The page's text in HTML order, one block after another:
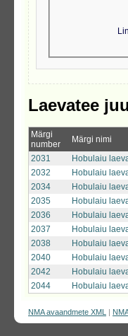
Laevatee
Märgi
number
Märgi nimi
2031
Hobulaiu
2032
Hobulaiu
2034
Hobulaiu
2035
Hobulaiu
2036
Hobulaiu
2037
Hobulaiu
2038
Hobulaiu
2040
Hobulaiu
2042
Hobulaiu
2044
Hobulaiu
NMA avaandmete XML |